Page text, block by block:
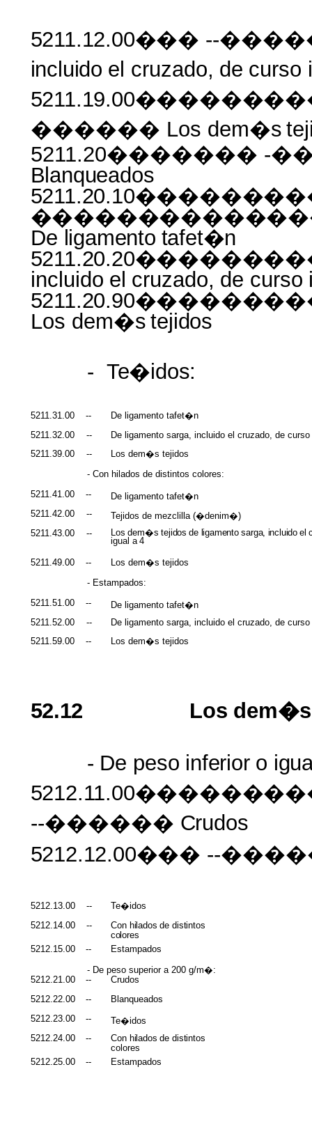
5211.12.00��� --
incluido el cruzado, de curso
������ Los dem�s
5211.20������� -
Blanqueados
De ligamento tafet�n
incluido el cruzado, de curso
Los dem�s tejidos
- Te�idos:
5211.31.00 --
De ligamento tafet�n
5211.32.00
--
De ligamento sarga, incluido el cruzado, de
5211.39.00
-- Los dem�s tejidos
- Con hilados de distintos colores:
5211.41.00 --
De ligamento tafet�n
5211.42.00
--
Tejidos de mezclilla (�denim�)
5211.43.00
-- Los dem�s tejidos de ligamento sarga, incluido el
igual a 4
5211.49.00 -- Los dem�s tejidos
- Estampados:
5211.51.00 --
De ligamento tafet�n
5211.52.00
--
De ligamento sarga, incluido el cruzado, de
5211.59.00
-- Los dem�s tejidos
52.12 Los dem�s
- De peso inferior o
--������ Crudos
5212.12.00��� --
5212.13.00 --
Te�idos
5212.14.00
-- Con hiladosdedistintos
colores
5212.15.00
-- Estampados
- De peso superior a 200 g/m�:
5212.21.00
--
Crudos
5212.22.00
--
Blanqueados
5212.23.00
--
Te�idos
5212.24.00
-- Con hiladosdedistintos
colores
5212.25.00
-- Estampados